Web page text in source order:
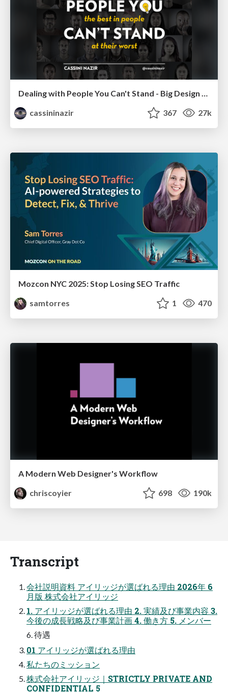
Dealing with People You Can't Stand - Big Design 2015
cassininazir
367 27k
Mozcon NYC 2025: Stop Losing SEO Traffic
samtorres
1 470
A Modern Web Designer's Workflow
chriscoyier
698 190k
Transcript
会社説明資料 アイリッジが選ばれる理由 2026年 6
月版 株式会社アイリッジ
1. アイリッジが選ばれる理由 2. 実績及び事業内容 3.
今後の成長戦略及び事業計画 4. 働き方 5. メンバー
6. 待遇
01 アイリッジが選ばれる理由
私たちのミッション
株式会社アイリッジ｜STRICTLY PRIVATE AND
CONFIDENTIAL 5